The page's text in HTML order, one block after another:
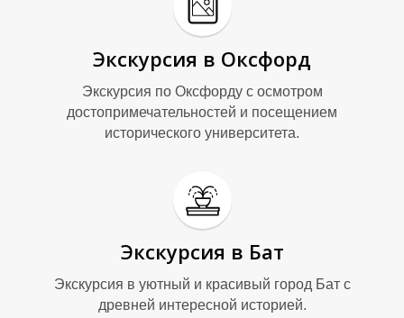
Экскурсия в Оксфорд
Экскурсия по Оксфорду с осмотром
достопримечательностей и посещением
исторического университета.
Экскурсия в Бат
Экскурсия в уютный и красивый город Бат с
древней интересной историей.